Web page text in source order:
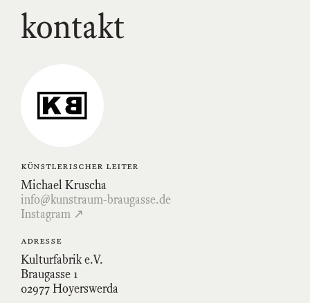
kontakt
Kunstraum-
Braugasse-
künstlerischer leiter
Michael Kruscha
info@kunstraum-braugasse.de
Instagram ↗
adresse
Kulturfabrik e.V.
Braugasse 1
02977 Hoyerswerda